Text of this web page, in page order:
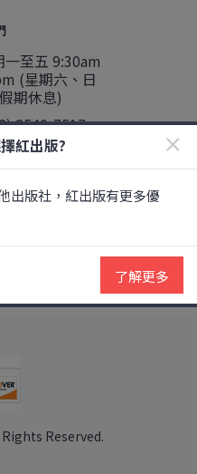
×
紅出版?
出版社，紅出版有更多優
了解更多
一至五 9:30am
(星期六、日
期休息)
2540-7517
仔道133號卓
樓
Reserved.